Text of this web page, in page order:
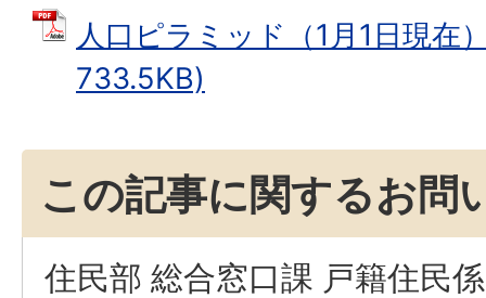
人口ピラミッド（1月1日現在
733.5KB)
この記事に関するお問
住民部 総合窓口課 戸籍住民係